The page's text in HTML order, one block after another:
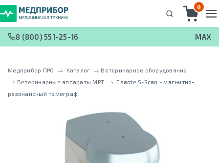
0
8 (800) 551-25-16 MAX
Медприбор ПРО → Каталог → Ветеринарное оборудование
→ Ветеринарные аппараты МРТ → Esaote S-Scan - магнитно-
резонансный томограф